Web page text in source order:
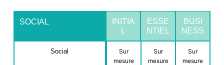
SOCIAL
INITIA
ESSE
NTIEL
BUSI
NESS
Social
Sur
mesure
Sur
mesure
Sur
mesure